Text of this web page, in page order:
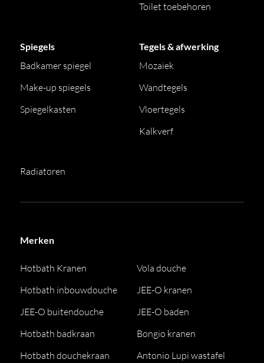
Toilet toebehoren
Spiegels
Badkamer spiegel
Make-up spiegels
Spiegelkasten
Tegels & afwerking
Mozaiek
Wandtegels
Vloertegels
Kalkverf
Radiatoren
Merken
Hotbath Kranen
Hotbath inbouwdouche
JEE-O buitendouche
Hotbath badkraan
Hotbath douchekraan
Vola douche
JEE-O kranen
JEE-O baden
Bongio kranen
Antonio Lupi wastafel